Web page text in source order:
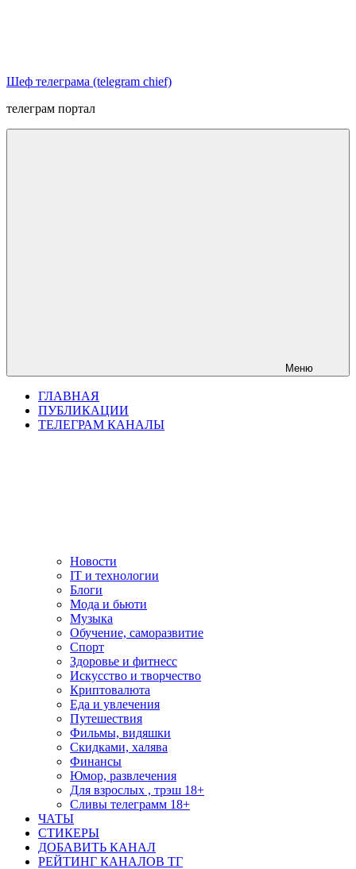
Шеф телеграма (telegram chief)
телеграм портал
Меню
ГЛАВНАЯ
ПУБЛИКАЦИИ
ТЕЛЕГРАМ КАНАЛЫ
Новости
IT и технологии
Блоги
Мода и бьюти
Музыка
Обучение, саморазвитие
Спорт
Здоровье и фитнесс
Искусство и творчество
Криптовалюта
Еда и увлечения
Путешествия
Фильмы, видяшки
Скидками, халява
Финансы
Юмор, развлечения
Для взрослых , трэш 18+
Сливы телеграмм 18+
ЧАТЫ
СТИКЕРЫ
ДОБАВИТЬ КАНАЛ
РЕЙТИНГ КАНАЛОВ ТГ